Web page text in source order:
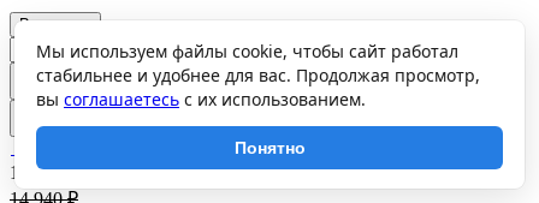
В корзину
12 699 ₽
Мы используем файлы cookie, чтобы сайт работал
стабильнее и удобнее для вас. Продолжая просмотр,
вы соглашаетесь с их использованием.
Понятно